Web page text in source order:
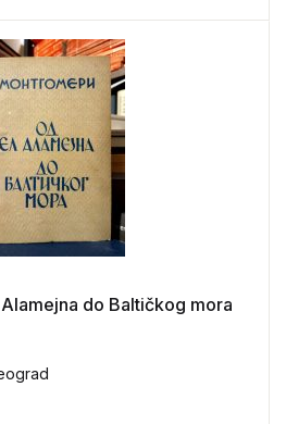
do Baltičkog mora